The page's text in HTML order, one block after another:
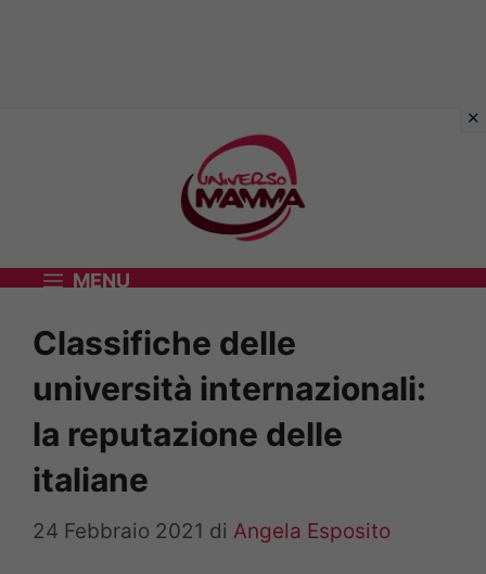
MENU
Classifiche delle
università internazionali:
la reputazione delle
italiane
24 Febbraio 2021 di Angela Esposito